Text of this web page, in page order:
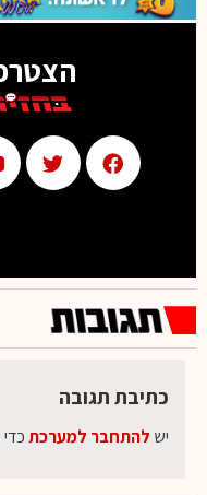
כתיבת תגובה
יש להתחבר למערכת